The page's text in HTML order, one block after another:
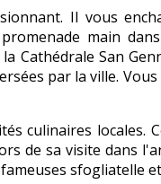
Il vous
main
Cathédrale San
par la ville.
culinaires
de sa visite dans